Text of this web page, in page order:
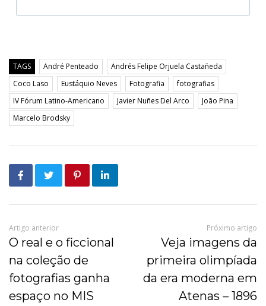
TAGS André Penteado
Andrés Felipe Orjuela Castañeda
Coco Laso
Eustáquio Neves Fotografia
fotografias
IV Fórum Latino-Americano
Javier Nuñes Del Arco
João Pina
Marcelo Brodsky
Artigo anterior
O real e o ficcional
na coleção de
fotografias ganha
espaço no MIS
Próximo artigo
Veja imagens da
primeira olimpíada
da era moderna em
Atenas – 1896